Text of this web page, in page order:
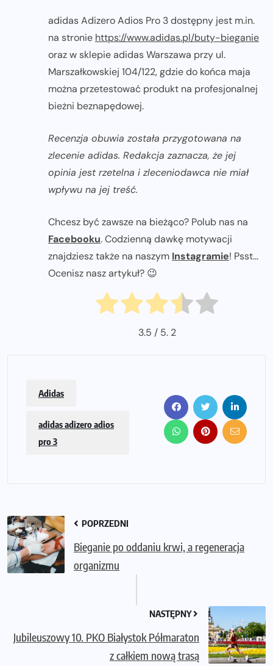
adidas Adizero Adios Pro 3 dostępny jest m.in.
na stronie https://www.adidas.pl/buty-bieganie
oraz w sklepie adidas Warszawa przy ul.
Marszałkowskiej 104/122, gdzie do końca maja
można przetestować produkt na profesjonalnej
bieżni beznapędowej.
Recenzja obuwia została przygotowana na
zlecenie adidas. Redakcja zaznacza, że jej
opinia jest rzetelna i zleceniodawca nie miał
wpływu na jej treść.
Chcesz być zawsze na bieżąco? Polub nas na
Facebooku. Codzienną dawkę motywacji
znajdziesz także na naszym Instagramie! Psst...
Ocenisz nasz artykuł? 😉
3.5 / 5. 2
Adidas
adidas adizero adios
pro 3
POPRZEDNI
Bieganie po oddaniu krwi, a regeneracja
organizmu
NASTĘPNY
Jubileuszowy 10. PKO Białystok Półmaraton
z całkiem nową trasą